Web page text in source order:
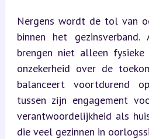
Nergens wordt de tol van
binnen het gezinsverband.
brengen niet alleen
onzekerheid over de
balanceert voortdurend
tussen zijn engagement
verantwoordelijkheid als
die veel gezinnen in